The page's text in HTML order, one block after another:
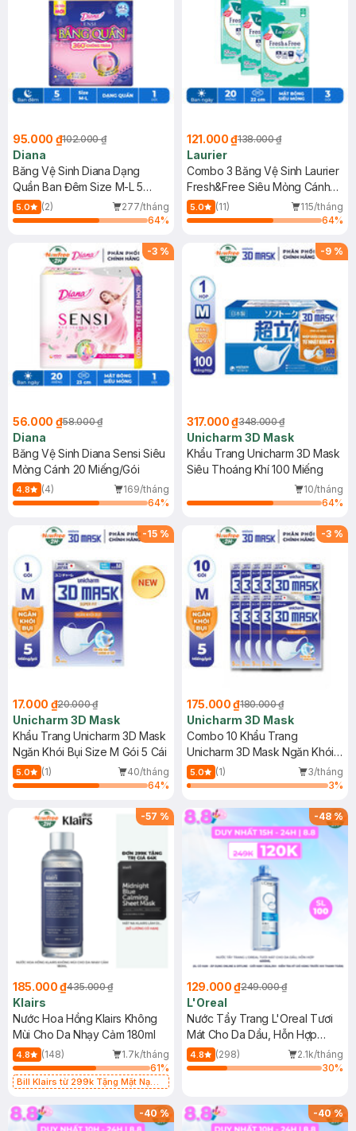
95.000 ₫102.000 ₫
Diana
Băng Vệ Sinh Diana Dạng
Quần Ban Đêm Size M-L 5
Chiếc/Gói
5.0 (2)
277/tháng
64%
121.000 ₫138.000 ₫
Laurier
Combo 3 Băng Vệ Sinh Laurier
Fresh&Free Siêu Mỏng Cánh
20M
5.0 (11)
115/tháng
64%
-3 %
56.000 ₫58.000 ₫
Diana
Băng Vệ Sinh Diana Sensi Siêu
Mỏng Cánh 20 Miếng/Gói
4.8 (4)
169/tháng
64%
-9 %
317.000 ₫348.000 ₫
Unicharm 3D Mask
Khẩu Trang Unicharm 3D Mask
Siêu Thoáng Khí 100 Miếng
10/tháng
64%
-15 %
17.000 ₫20.000 ₫
Unicharm 3D Mask
Khẩu Trang Unicharm 3D Mask
Ngăn Khói Bụi Size M Gói 5 Cái
5.0 (1)
40/tháng
64%
-3 %
175.000 ₫180.000 ₫
Unicharm 3D Mask
Combo 10 Khẩu Trang
Unicharm 3D Mask Ngăn Khói
Bụi Size M 5 Miếng/Gói
5.0 (1)
3/tháng
3%
-57 %
185.000 ₫435.000 ₫
Klairs
Nước Hoa Hồng Klairs Không
Mùi Cho Da Nhạy Cảm 180ml
4.8 (148)
1.7k/tháng
61%
Bill Klairs từ 299k Tặng Mặt Nạ
25ml (SL Có Hạn)
-48%
129.000 ₫249.000 ₫
L'Oreal
Nước Tẩy Trang L'Oreal Tươi
Mát Cho Da Dầu, Hỗn Hợp
400ml
4.8 (298)
2.1k/tháng
30%
-40% -40%